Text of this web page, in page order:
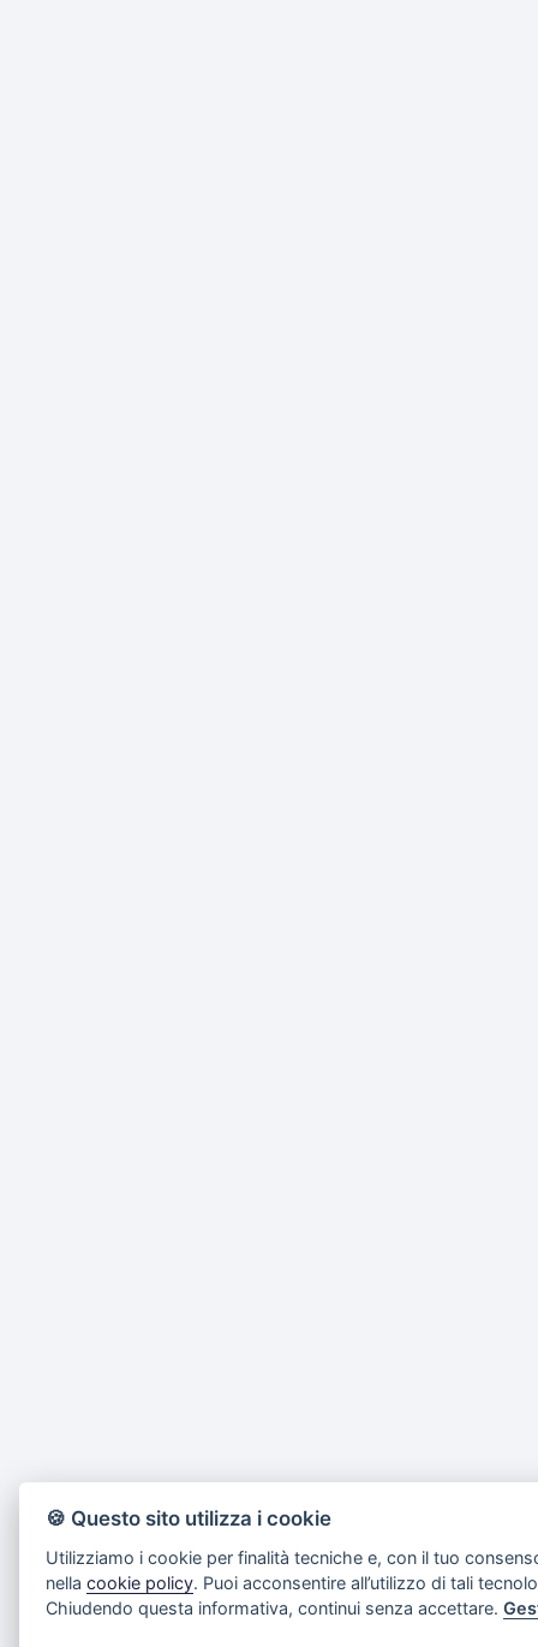
🍪 Questo sito utilizza i cookie
Utilizziamo i cookie per finalità tecniche e, con il tuo
nellacookie policy. Puoi acconsentire all’utilizzo di tali
Chiudendo questa informativa, continui senza accettare.